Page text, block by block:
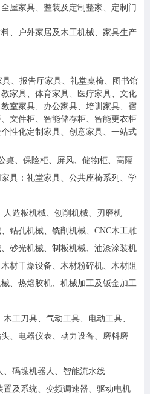
屋家具、整装及定制整家、定制门
、户外家居及木工机械、家具生产
具、报告厅家具、礼堂桌椅、图书馆
家具、体育家具、医疗家具、文化
教室家具、办公家具、培训家具、宿
文件柜、智能储存柜、智能更衣柜
性化定制家具、创意家具、一站式
桌、保险柜、屏风、储物柜、高隔
具：礼堂家具、公共座椅系列、学
人造板机械、刨削机械、刃磨机
钻孔机械、铣削机械、CNC木工雕
砂光机械、制板机械、油漆涂装机
材干燥设备、木材粉碎机、木材阻
、热熔胶机、机械加工及钣金加工
工刀具、气动工具、电动工具、
、电器仪表、动力设备、磨料磨
、码垛机器人、智能流水线
置及系统、变频调速器、驱动电机